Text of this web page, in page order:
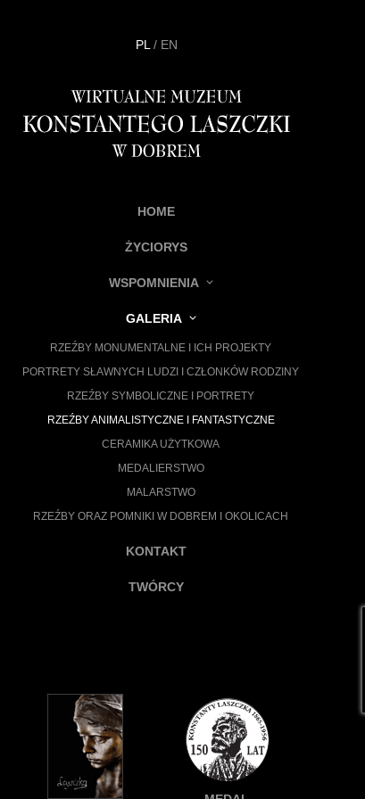
PL / EN
HOME
ŻYCIORYS
WSPOMNIENIA
GALERIA
RZEŹBY MONUMENTALNE I ICH PROJEKTY
PORTRETY SŁAWNYCH LUDZI I CZŁONKÓW RODZINY
RZEŹBY SYMBOLICZNE I PORTRETY
RZEŹBY ANIMALISTYCZNE I FANTASTYCZNE
CERAMIKA UŻYTKOWA
MEDALIERSTWO
MALARSTWO
RZEŹBY ORAZ POMNIKI W DOBREM I OKOLICACH
KONTAKT
TWÓRCY